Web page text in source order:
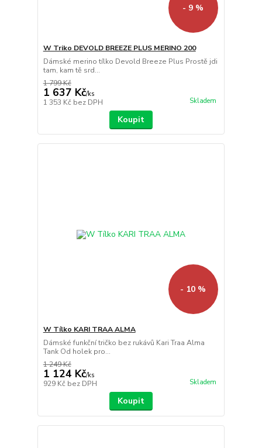
- 9 %
W Triko DEVOLD BREEZE PLUS MERINO 200
Dámské merino tílko Devold Breeze Plus Prostě jdi
tam, kam tě srd...
1 799 Kč
1 637 Kč/ks
1 353 Kč bez DPH Skladem
Koupit
- 10 %
W Tílko KARI TRAA ALMA
Dámské funkční tričko bez rukávů Kari Traa Alma
Tank Od holek pro...
1 249 Kč
1 124 Kč/ks
929 Kč bez DPH Skladem
Koupit